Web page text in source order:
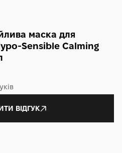
маска для
Sensible Calming
ВІДГУК